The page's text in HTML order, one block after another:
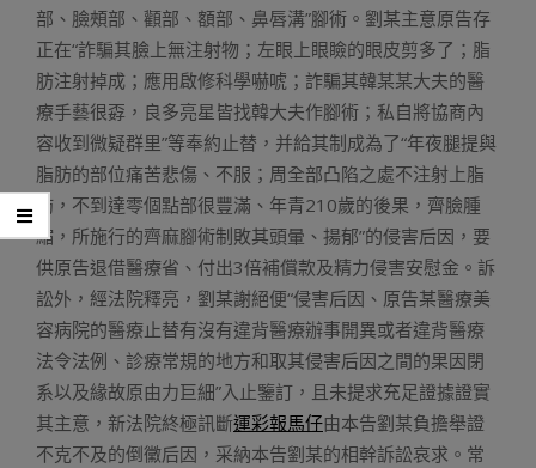
部、臉頰部、顴部、額部、鼻唇溝”腳術。劉某主意原告存
正在“詐騙其臉上無注射物；左眼上眼瞼的眼皮剪多了；脂
肪注射掉成；應用啟修科學嚇唬；詐騙其韓某某大夫的醫
療手藝很孬，良多亮星皆找韓大夫作腳術；私自將協商內
容收到微疑群里”等奉約止替，并給其制成為了“年夜腿提與
脂肪的部位痛苦悲傷、不服；周全部凸陷之處不注射上脂
肪，不到達零個點部很豐滿、年青210歲的後果，齊臉腫
縮，所施行的齊麻腳術制敗其頭暈、揚郁”的侵害后因，要
供原告退借醫療省、付出3倍補償款及精力侵害安慰金。訴
訟外，經法院釋亮，劉某謝絕便“侵害后因、原告某醫療美
容病院的醫療止替有沒有違背醫療辦事開異或者違背醫療
法令法例、診療常規的地方和取其侵害后因之間的果因閉
系以及緣故原由力巨細”入止鑒訂，且未提求充足證據證實
其主意，新法院終極訊斷運彩報馬仔由本告劉某負擔舉證
不克不及的倒黴后因，采納本告劉某的相幹訴訟哀求。常